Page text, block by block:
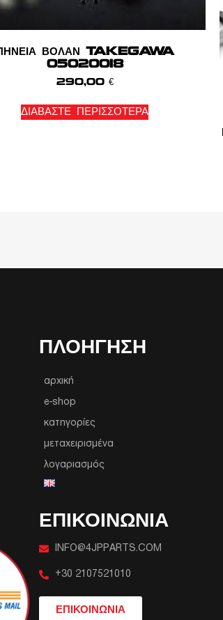
ΒΟΛΑΝ TAKEGAWA
05020018
290,00 €
ΔΙΑΒΆΣΤΕ ΠΕΡΙΣΣΌΤΕΡΑ
ΠΛΟΉΓΗΣΗ
αρχική
e-shop
κατηγορίες
μεταχειρισμένα
λογαριασμός
ΕΠΙΚΟΙΝΩΝΙΑ
INFO@4JPPARTS.COM
+30 2107521010
ΕΠΙΚΟΙΝΩΝΙΑ